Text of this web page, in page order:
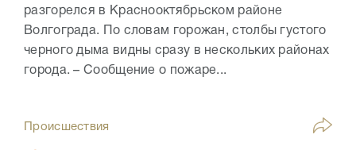
разгорелся в Краснооктябрьском районе
Волгограда. По словам горожан, столбы густого
черного дыма видны сразу в нескольких районах
города. – Сообщение о пожаре...
Происшествия